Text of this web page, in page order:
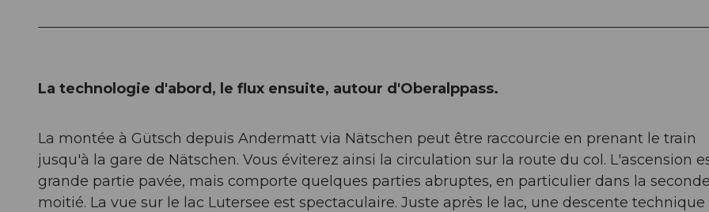
La technologie d'abord, le flux ensuite, autour d'Oberalppass.
La montée à Gütsch depuis Andermatt via Nätschen peut être raccourcie en prenant le train
jusqu'à la gare de Nätschen. Vous éviterez ainsi la circulation sur la route du col. L'ascension
grande partie pavée, mais comporte quelques parties abruptes, en particulier dans la seconde
moitié. La vue sur le lac Lutersee est spectaculaire. Juste après le lac, une descente technique